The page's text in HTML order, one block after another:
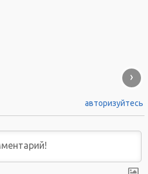
›
авторизуйтесь